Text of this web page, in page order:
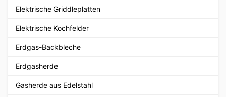
Elektrische Griddleplatten
Elektrische Kochfelder
Erdgas-Backbleche
Erdgasherde
Gasherde aus Edelstahl